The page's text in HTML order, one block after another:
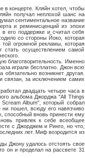
концерте. Кляйн хотел, чтобы
получал неплохой шанс на
сентиментальное название
и реминисценций из эпохи
его поддержке и считал себя
со стороны Йоко, которая
огромной рекламы, которая
стать осуществлением самой
Именно
играли бесплатно. Джон всю
возникнет другая.
связан, за исключением самих
двадцать четыре часа в
альбома Джорджа "Аll Things
Album", который собрал
пошел, всюду его навязчиво
способный вновь принести ему
привлек к себе всеобщее
с Джорджем и Ринго, но что,
лет. Миф возродится из
Джону удалось отстоять свое
он и проделал на рассвете 31